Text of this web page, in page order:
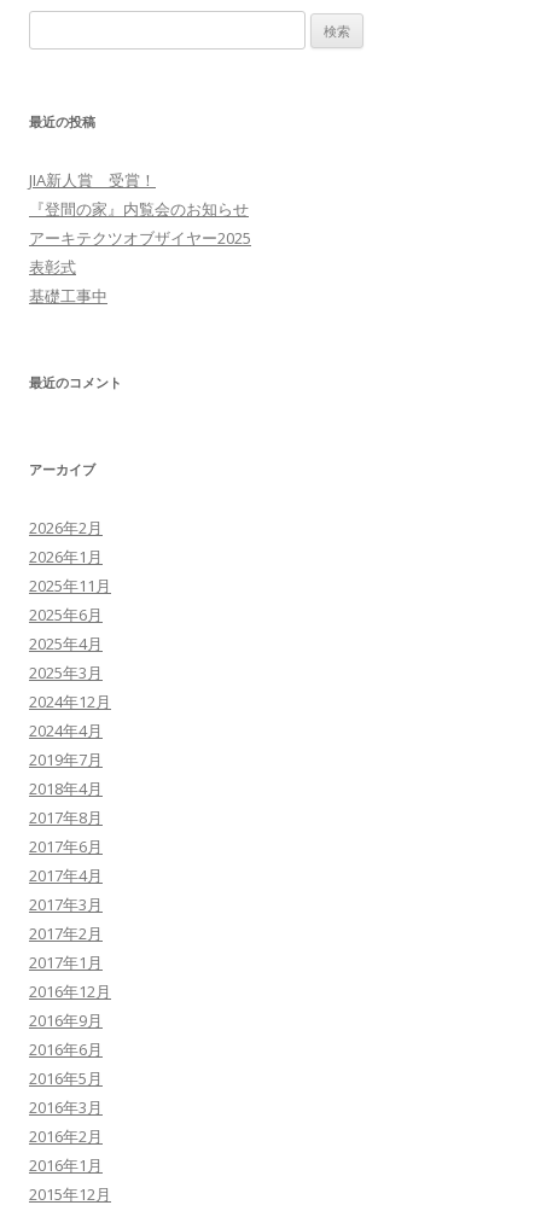
最近の投稿
JIA新人賞 受賞！
『登間の家』内覧会のお知らせ
アーキテクツオブザイヤー2025
表彰式
基礎工事中
最近のコメント
アーカイブ
2026年2月
2026年1月
2025年11月
2025年6月
2025年4月
2025年3月
2024年12月
2024年4月
2019年7月
2018年4月
2017年8月
2017年6月
2017年4月
2017年3月
2017年2月
2017年1月
2016年12月
2016年9月
2016年6月
2016年5月
2016年3月
2016年2月
2016年1月
2015年12月